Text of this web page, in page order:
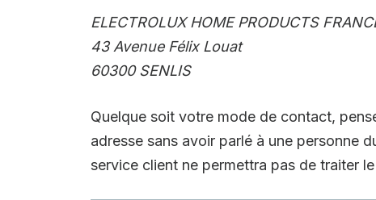
ELECTROLUX HOME PRODUCTS
43 Avenue Félix Louat
60300 SENLIS
Quelque soit votre mode de contact,
adresse sans avoir parlé à une personne
service client ne permettra pas de traiter